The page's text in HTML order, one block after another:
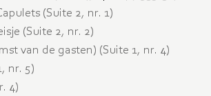
(Suite 2, nr. 1)
(Suite 2, nr. 2)
van de gasten) (Suite 1, nr. 4)
nr. 5)
4)